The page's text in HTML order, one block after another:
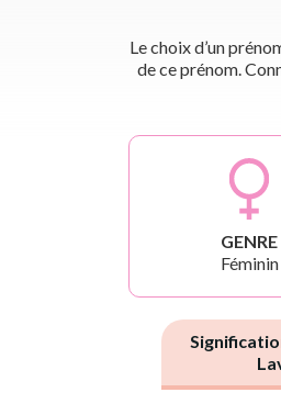
Le choix d’un
de ce prénom.
GENRE
Féminin